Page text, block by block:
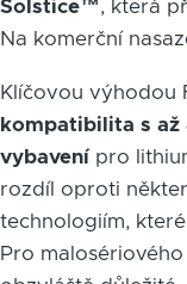
Solstice™, která
Na komerční
Klíčovou výhodou
kompatibilita s až
vybavení pro
rozdíl oproti
technologiím,
Pro